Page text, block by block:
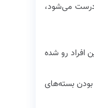
درست می‌شود،
افراد رو شده
بودن بسته‌های